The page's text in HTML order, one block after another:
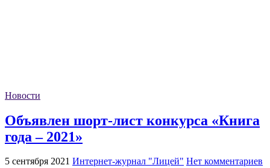
Новости
Объявлен шорт-лист конкурса «Книга
года – 2021»
5 сентября 2021 Интернет-журнал "Лицей" Нет комментариев